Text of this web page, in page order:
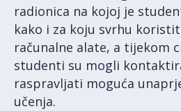
radionica na kojoj je
kako i za koju svrhu
računalne alate, a tijekom
studenti su mogli
raspravljati moguća
učenja.